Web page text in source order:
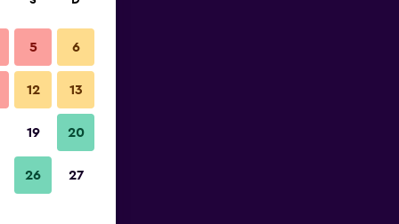
5 6
12 13
19 20
26 27